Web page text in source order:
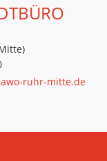
ruhr-mitte.de